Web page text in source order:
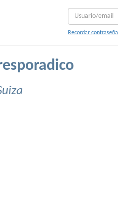
Recordar contraseña